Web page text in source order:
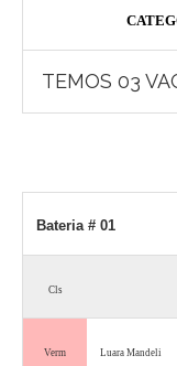
TEMOS 03
Bateria # 01
Cls
Verm Luara Mandeli